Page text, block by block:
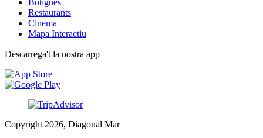
Botigues
Restaurants
Cinema
Mapa Interactiu
Descarrega't la nostra app
Copyright 2026, Diagonal Mar